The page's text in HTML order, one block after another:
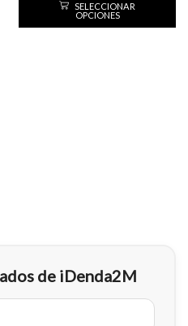
SELECCIONAR
OPCIONES
de iDenda2M